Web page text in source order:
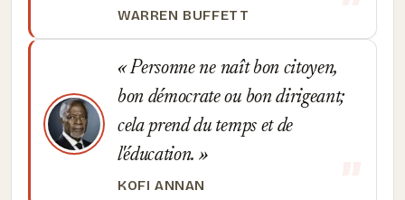
WARREN BUFFETT
Personne ne naît bon citoyen,
bon démocrate ou bon dirigeant;
cela prend du temps et de
l'éducation.
KOFI ANNAN